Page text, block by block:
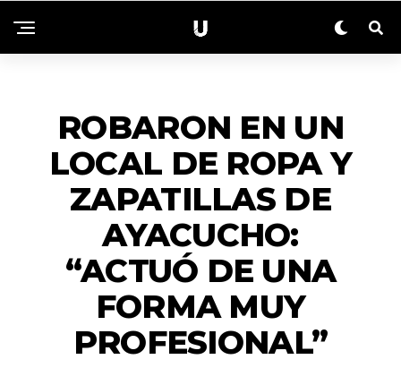
ROBARON EN UN
LOCAL DE ROPA Y
ZAPATILLAS DE
AYACUCHO:
“ACTUÓ DE UNA
FORMA MUY
PROFESIONAL”